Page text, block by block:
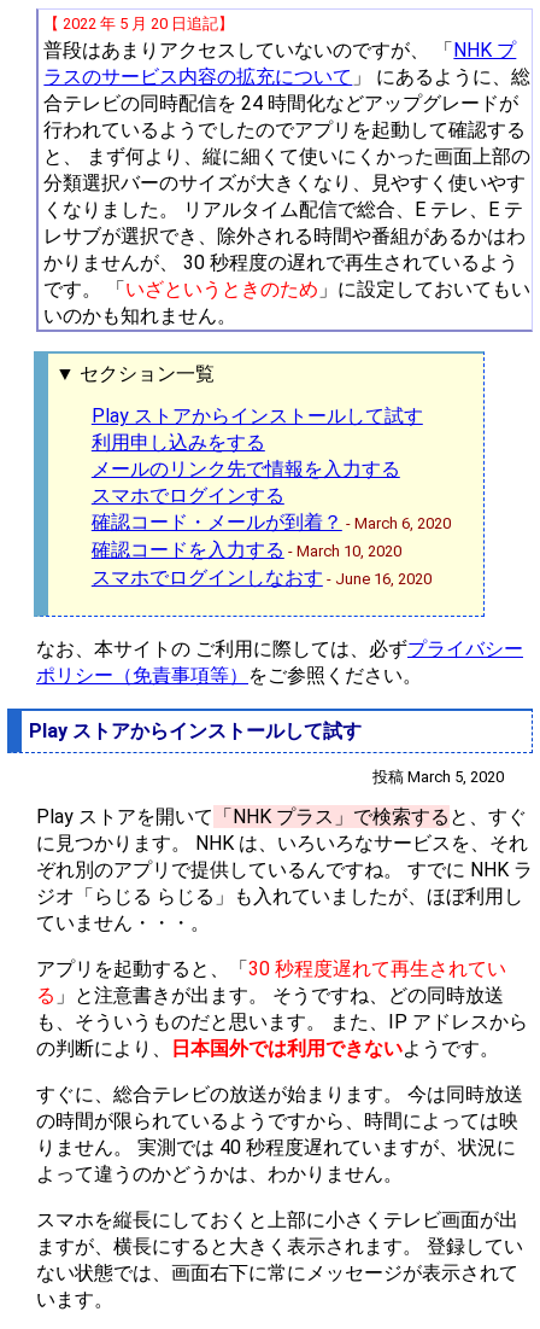
【 2022 年 5 月 20 日追記】
普段はあまりアクセスしていないのですが、 「NHK プ
ラスのサービス内容の拡充について 」 にあるように、総
合テレビの同時配信を 24 時間化などアップグレードが
行われているようでしたのでアプリを起動して確認する
と、 まず何より、縦に細くて使いにくかった画面上部の
分類選択バーのサイズが大きくなり、見やすく使いやす
くなりました。 リアルタイム配信で総合、E テレ、E テ
レサブが選択でき、除外される時間や番組があるかはわ
かりませんが、 30 秒程度の遅れで再生されているよう
です。 「いざというときのため 」に設定しておいてもい
いのかも知れません。
▼ セクション一覧
Play ストアからインストールして試す
利用申し込みをする
メールのリンク先で情報を入力する
スマホでログインする
確認コード・メールが到着？ - March 6, 2020
確認コードを入力する - March 10, 2020
スマホでログインしなおす - June 16, 2020
なお、本サイトの ご利用に際しては、必ずプライバシー
ポリシー（免責事項等）
をご参照ください。
Play ストアからインストールして試す
投稿 March 5, 2020
Play ストアを開いて 「NHK プラス」で検索する と、すぐ
に見つかります。 NHK は、いろいろなサービスを、それ
ぞれ別のアプリで提供しているんですね。 すでに NHK ラ
ジオ「らじる らじる」も入れていましたが、ほぼ利用し
ていません・・・。
アプリを起動すると、「30 秒程度遅れて再生されてい
る 」と注意書きが出ます。 そうですね、どの同時放送
も、そういうものだと思います。 また、IP アドレスから
の判断により、
日本国外では利用できないようです。
すぐに、総合テレビの放送が始まります。 今は同時放送
の時間が限られているようですから、時間によっては映
りません。 実測では 40 秒程度遅れていますが、状況に
よって違うのかどうかは、わかりません。
スマホを縦長にしておくと上部に小さくテレビ画面が出
ますが、横長にすると大きく表示されます。 登録してい
ない状態では、画面右下に常にメッセージが表示されて
います。